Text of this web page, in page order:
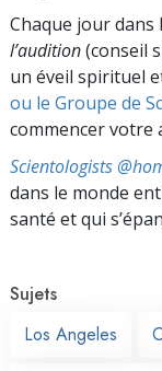
Chaque jour dans
l’audition(conseil
un éveil spirituel
ou le Groupe de
commencer votre
Scientologists
dans le monde
santé et qui
Sujets
Los Angeles